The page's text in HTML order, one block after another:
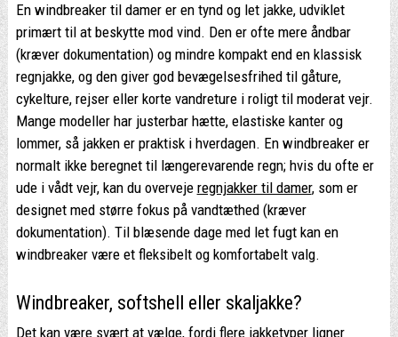
En windbreaker til damer er en tynd og let jakke, udviklet
primært til at beskytte mod vind. Den er ofte mere åndbar
(kræver dokumentation) og mindre kompakt end en klassisk
regnjakke, og den giver god bevægelsesfrihed til gåture,
cykelture, rejser eller korte vandreture i roligt til moderat vejr.
Mange modeller har justerbar hætte, elastiske kanter og
lommer, så jakken er praktisk i hverdagen. En windbreaker er
normalt ikke beregnet til længerevarende regn; hvis du ofte er
ude i vådt vejr, kan du overveje regnjakker til damer, som er
designet med større fokus på vandtæthed (kræver
dokumentation). Til blæsende dage med let fugt kan en
windbreaker være et fleksibelt og komfortabelt valg.
Windbreaker, softshell eller skaljakke?
Det kan være svært at vælge, fordi flere jakketyper ligner